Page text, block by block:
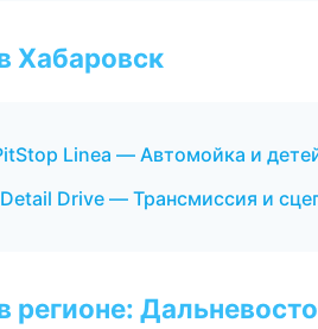
Хабаровск
Linea — Автомойка и
Drive — Трансмиссия и
регионе: